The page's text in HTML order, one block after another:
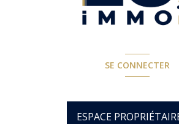
SE CONNECTER
ESPACE